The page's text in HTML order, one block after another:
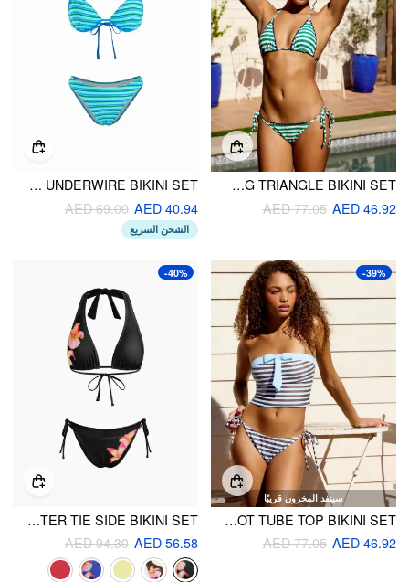
HIGH STRETCH STRIPED V-NECK CONTRASTING BINDING TRIANGLE BIKINI SET
AED 46.92
AED 77.05
STRIPED V-NECK CONTRASTING BINDING UNDERWIRE BIKINI SET
AED 40.94
AED 69.00
الشحن السريع
سينفد المخزون قريبًا
-39%
HIGH STRETCH STRIPED STRAPLESS BOWKNOT TUBE TOP BIKINI SET
AED 46.92
AED 77.05
-40%
V-NECK FLORAL KNOTTED HALTER TIE SIDE BIKINI SET
AED 56.58
AED 94.30